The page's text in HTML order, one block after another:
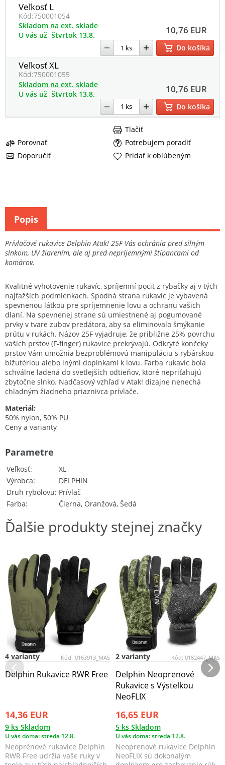
Veľkosť L
Kód:750001054
10,76 EUR
Skladom na ext. sklade
U vás už štvrtok 13.8.
Do košíka
Veľkosť XL
Kód:750001055
10,76 EUR
Skladom na ext. sklade
U vás už štvrtok 13.8.
Do košíka
Porovnať
Potrebujem poradiť
Doporučiť
Tlačiť
Pridať k obľúbeným
Prívlačové rukavice Delphin Atak! 25F Vás ochránia pred silným
slnkom, UV žiarením, ale aj pred nepríjemnými štípancami od
komárov.
Kvalitné vyhotovenie rukavíc, spríjemní pocit z rybačky aj v tých
najťažších podmienkach. Spodná strana rukavíc je vybavená
spevnenou látkou pre spríjemnenie lovu a ochranu vašich
dlaní. Na spevnenej strane sú umiestnené aj pogumované
prvky v tvare zubov predátora, aby sa eliminovalo šmýkanie
prútu v rukách. Názov 25F vyjadruje, že približne 25% povrchu
vašich prstov (F-finger) rukavice prekrývajú. Odkryté končeky
prstov Vám umožnia bezproblémovú manipuláciu s rybárskou
bižutériou alebo inými doplnkami k lovu. Farba rukavíc bola
schválne ladená do svetlejších odtieňov, ktoré nepriťahujú
zbytočne slnko. Nadčasový vzhľad v Atak! dizajne nenechá
chladným žiadneho priaznivca prívlače.
Materiál:
50% nylon, 50% PU
Ceny a varianty
Veľkosť
XL
Výrobca
DELPHIN
Druh rybolovu Prívlač
Farba
Čierna, Oranžová, Šedá
Parametre
Popis
Ďalšie produkty stejnej značky
Kód: 0163913_MAS
4 varianty
Delphin Rukavice RWR Free
14,36 EUR
9 ks Skladom
U vás doma: streda 12.8.
Neoprénové rukavice Delphin
RWR Free udržia vaše ruky v
Kód: 0182447_MAS
2 varianty
Delphin Neoprenové
Rukavice s Výstelkou
NeoFLIX
16,65 EUR
5 ks Skladom
U vás doma: streda 12.8.
Neoprenové rukavice Delphin
NeoFLIX sú dokonalým